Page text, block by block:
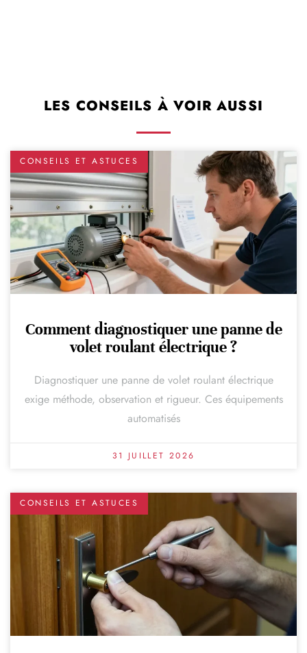
LES CONSEILS À VOIR AUSSI
CONSEILS ET ASTUCES
Comment diagnostiquer une panne de
volet roulant électrique ?
Diagnostiquer une panne de volet roulant électrique
exige méthode, observation et rigueur. Ces équipements
automatisés
31 JUILLET 2026
CONSEILS ET ASTUCES